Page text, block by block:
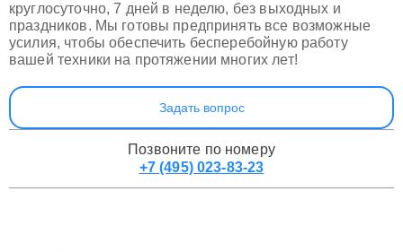
круглосуточно, 7 дней в неделю, без выходных и
праздников. Мы готовы предпринять все возможные
усилия, чтобы обеспечить бесперебойную работу
вашей техники на протяжении многих лет!
Задать вопрос
Позвоните по номеру
+7 (495) 023-83-23